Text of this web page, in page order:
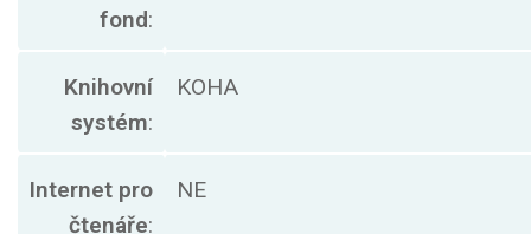
fond:
Knihovní
systém:
KOHA
Internet pro
čtenáře:
NE